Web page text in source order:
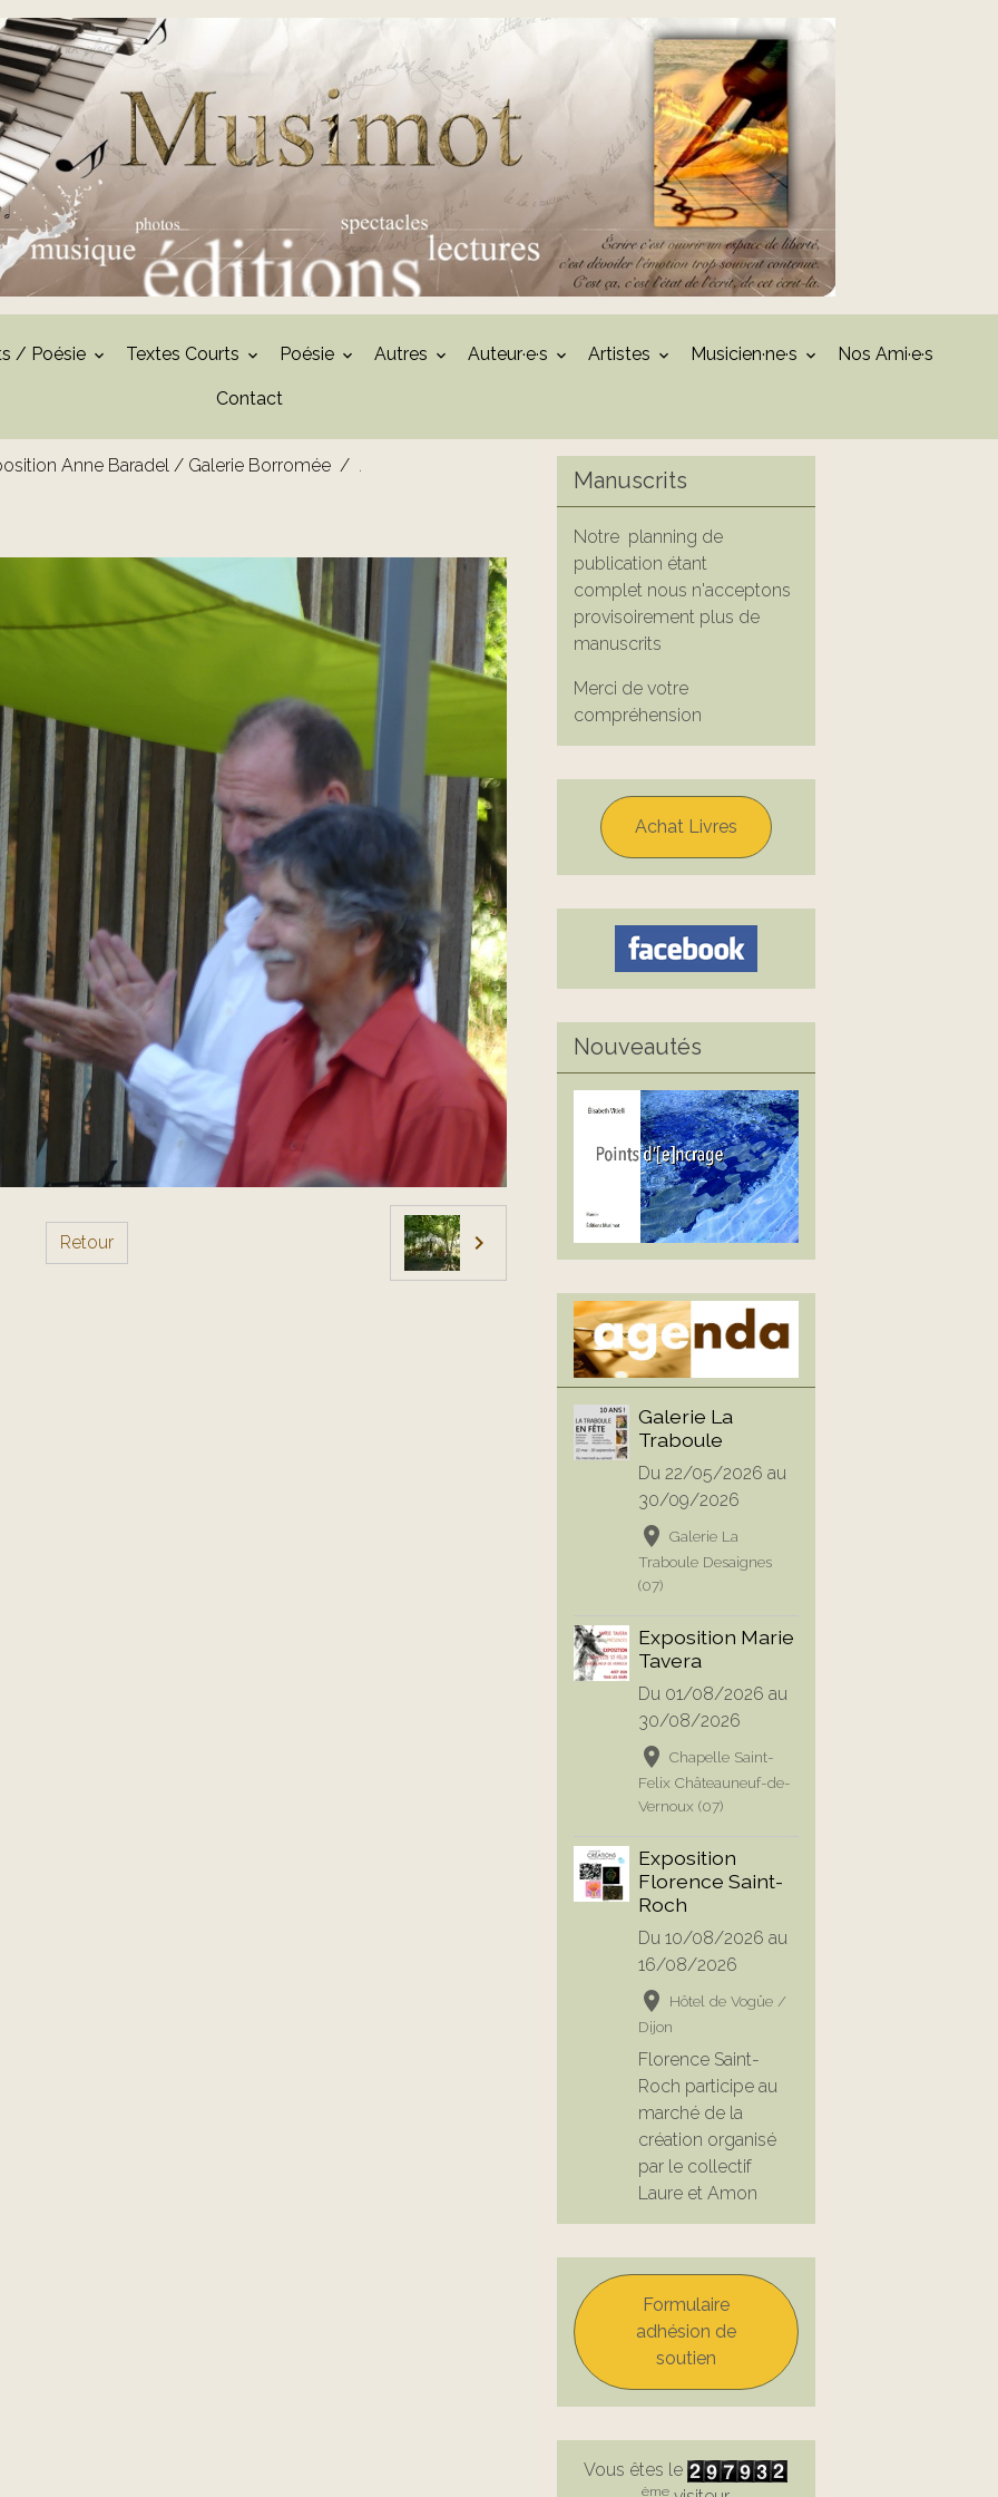
/ Poésie Textes Courts Poésie Autres Auteur·e·s Artistes Musicien·ne·s Nos Ami·e·s
Contact
Anne Baradel / Galerie Borromée .
Retour
Manuscrits
Notre planning de
publication étant
complet nous n'acceptons
provisoirement plus de
manuscrits
Merci de votre
compréhension
Achat Livres
Nouveautés
Galerie La
Traboule
Du 22/05/2026 au
30/09/2026
Galerie La
Traboule Desaignes
(07)
Exposition Marie
Tavera
Du 01/08/2026 au
30/08/2026
Chapelle Saint-
Felix Châteauneuf-de-
Vernoux (07)
Exposition
Florence Saint-
Roch
Du 10/08/2026 au
16/08/2026
Hôtel de Vogüe /
Dijon
Florence Saint-
Roch participe au
marché de la
création organisé
par le collectif
Laure et Amon
Formulaire
adhésion de
soutien
Vous êtes le
ème